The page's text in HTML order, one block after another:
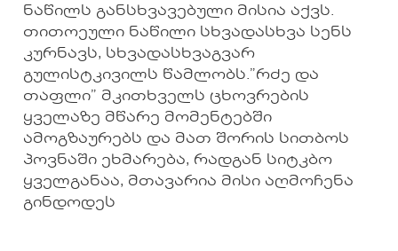
ნაწილს განსხვავებული მისია აქვს.
თითოეული ნაწილი სხვადასხვა სენს
კურნავს, სხვადასხვაგვარ
გულისტკივილს წამლობს.”რძე და
თაფლი” მკითხველს ცხოვრების
ყველაზე მწარე მომენტებში
ამოგზაურებს და მათ შორის სითბოს
პოვნაში ეხმარება, რადგან სიტკბო
ყველგანაა, მთავარია მისი აღმოჩენა
გინდოდეს